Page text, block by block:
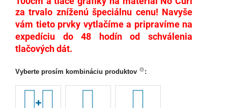
za trvalo zníženú špeciálnu cenu! Navyše
vám tieto prvky vytlačíme a pripravíme na
expedíciu do 48 hodín od schválenia
tlačových dát.
Vyberte prosím kombináciu produktov :